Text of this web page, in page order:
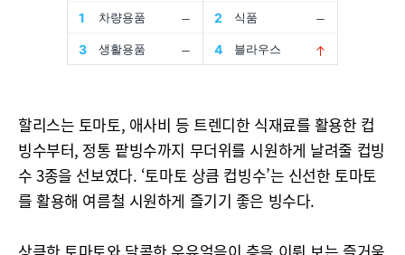
할리스는 토마토, 애사비 등 트렌디한 식재료를 활용한 컵
빙수부터, 정통 팥빙수까지 무더위를 시원하게 날려줄 컵빙
수 3종을 선보였다. ‘토마토 상큼 컵빙수’는 신선한 토마토
를 활용해 여름철 시원하게 즐기기 좋은 빙수다.